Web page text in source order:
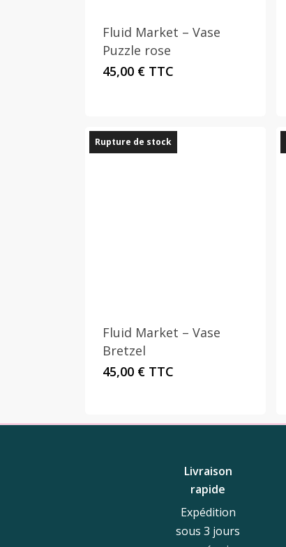
Fluid Market – Vase
Puzzle rose
45,00 € TTC
Rupture de stock
Fluid Market – Vase
Bretzel
45,00 € TTC
Livraison
rapide
Expédition
sous 3 jours